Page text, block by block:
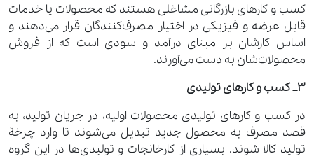
کسب ‌و‌ کارهای بازرگانی مشاغلی هستند که محصولات یا خدمات
قابل عرضه و فیزیکی در اختیار مصرف‌کنندگان قرار می‌دهند و
اساس کارشان بر مبنای درآمد و سودی است که از فروش
محصولات‌شان به دست می‌آورند.
3_ کسب ‌و‌ کارهای تولیدی
در کسب ‌و‌ کارهای تولیدی محصولات اولیه، در جریان تولید، به
قصد مصرف به محصول جدید تبدیل می‌شوند تا وارد چرخۀ
تولید کالا شوند. بسیاری از کارخانجات و تولیدی‌ها در این گروه